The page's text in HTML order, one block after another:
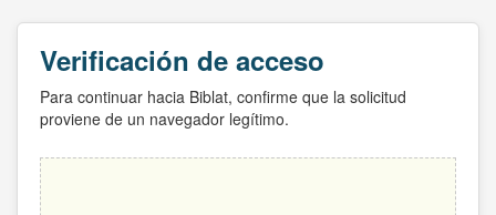
Verificación de acceso
Para continuar hacia Biblat, confirme que la solicitud
proviene de un navegador legítimo.